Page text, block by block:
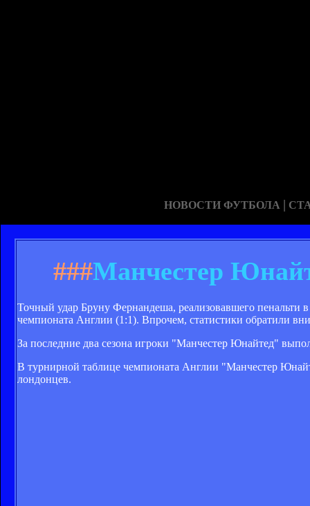
НОВОСТИ ФУТБОЛА |
###Манчестер
Точный удар Бруну Фернандеша, реализовавшего
чемпионата Англии (1:1). Впрочем, статистики обратили
За последние два сезона игроки "Манчестер Юнайтед"
В турнирной таблице чемпионата Англии "Манчестер
лондонцев.